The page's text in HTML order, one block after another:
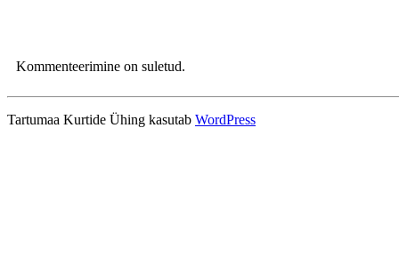
Kommenteerimine on suletud.
Tartumaa Kurtide Ühing kasutab WordPress